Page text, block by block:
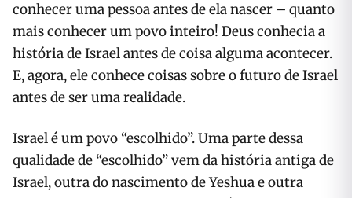
conhecer uma pessoa antes de ela nascer – quanto
mais conhecer um povo inteiro! Deus conhecia a
história de Israel antes de coisa alguma acontecer.
E, agora, ele conhece coisas sobre o futuro de Israel
antes de ser uma realidade.
Israel é um povo “escolhido”. Uma parte dessa
qualidade de “escolhido” vem da história antiga de
Israel, outra do nascimento de Yeshua e outra